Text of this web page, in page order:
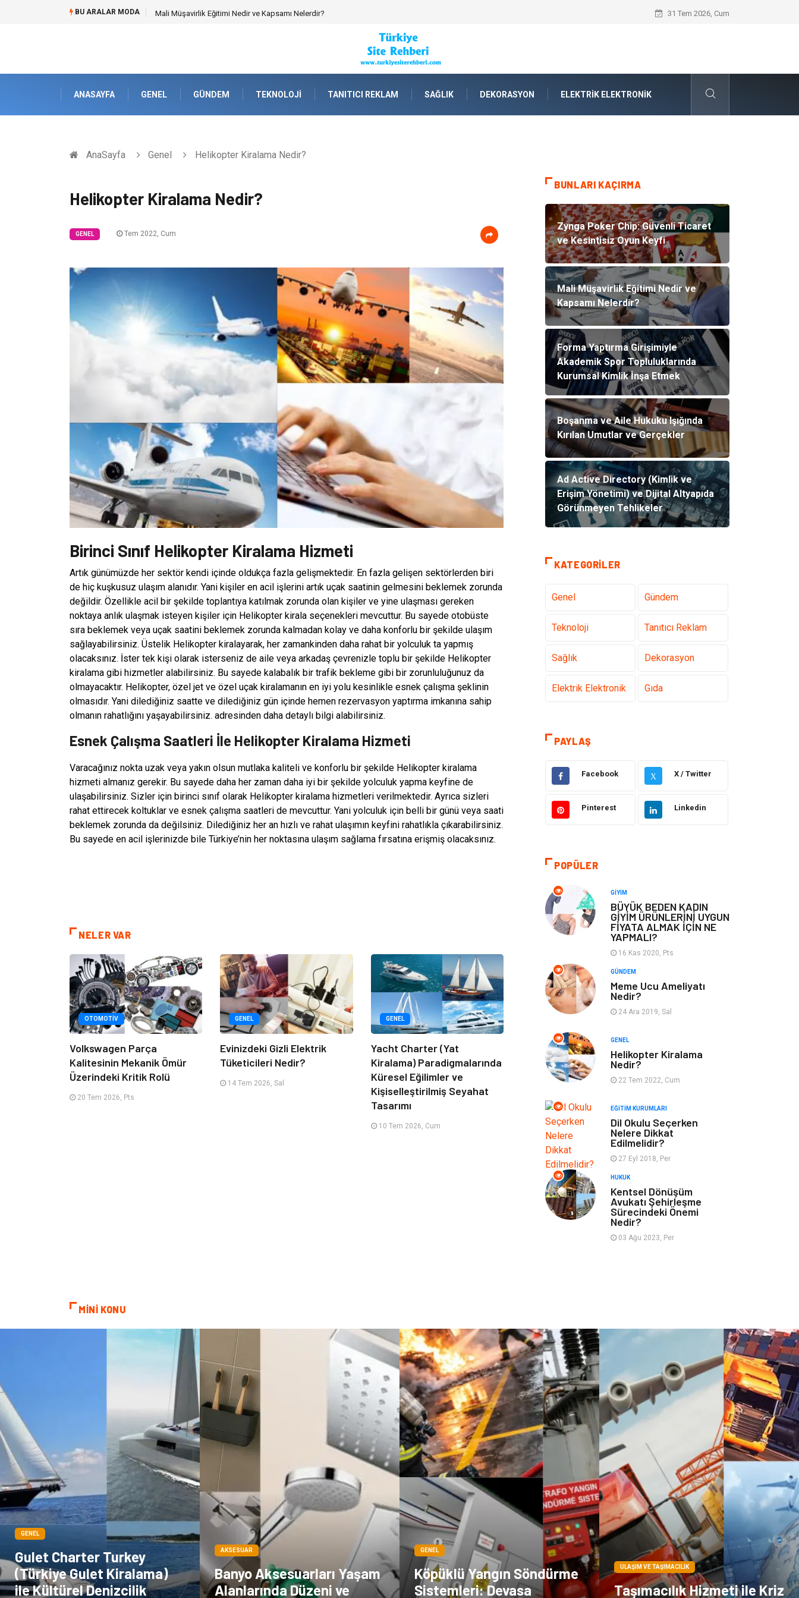
BU ARALAR MODA Forma Yaptırma Girişimiyle Akademik Spor Topluluklarında Kurumsal Kimlik İnşa Etmek Boşanma ve Aile Hukuku Işığında
31 Tem 2026, Cum
ANASAYFA GENEL GÜNDEM TEKNOLOJI TANITICI REKLAM SAĞLIK DEKORASYON ELEKTRIK ELEKTRONIK
AnaSayfa Genel Helikopter Kiralama Nedir?
Helikopter Kiralama Nedir?
GENEL Tem 2022, Cum
Birinci Sınıf Helikopter Kiralama Hizmeti
Artık günümüzde her sektör kendi içinde oldukça fazla gelişmektedir. En fazla gelişen sektörlerden biri
de hiç kuşkusuz ulaşım alanıdır. Yani kişiler en acil işlerini artık uçak saatinin gelmesini beklemek zorunda
değildir. Özellikle acil bir şekilde toplantıya katılmak zorunda olan kişiler ve yine ulaşması gereken
noktaya anlık ulaşmak isteyen kişiler için Helikopter kirala seçenekleri mevcuttur. Bu sayede otobüste
sıra beklemek veya uçak saatini beklemek zorunda kalmadan kolay ve daha konforlu bir şekilde ulaşım
sağlayabilirsiniz. Üstelik Helikopter kiralayarak, her zamankinden daha rahat bir yolculuk ta yapmış
olacaksınız. İster tek kişi olarak isterseniz de aile veya arkadaş çevrenizle toplu bir şekilde Helikopter
kiralama gibi hizmetler alabilirsiniz. Bu sayede kalabalık bir trafik bekleme gibi bir zorunluluğunuz da
olmayacaktır. Helikopter, özel jet ve özel uçak kiralamanın en iyi yolu kesinlikle esnek çalışma şeklinin
olmasıdır. Yani dilediğiniz saatte ve dilediğiniz gün içinde hemen rezervasyon yaptırma imkanına sahip
olmanın rahatlığını yaşayabilirsiniz. adresinden daha detaylı bilgi alabilirsiniz.
Esnek Çalışma Saatleri İle Helikopter Kiralama Hizmeti
Varacağınız nokta uzak veya yakın olsun mutlaka kaliteli ve konforlu bir şekilde Helikopter kiralama
hizmeti almanız gerekir. Bu sayede daha her zaman daha iyi bir şekilde yolculuk yapma keyfine de
ulaşabilirsiniz. Sizler için birinci sınıf olarak Helikopter kiralama hizmetleri verilmektedir. Ayrıca sizleri
rahat ettirecek koltuklar ve esnek çalışma saatleri de mevcuttur. Yani yolculuk için belli bir günü veya saati
beklemek zorunda da değilsiniz. Dilediğiniz her an hızlı ve rahat ulaşımın keyfini rahatlıkla çıkarabilirsiniz.
Bu sayede en acil işlerinizde bile Türkiye’nin her noktasına ulaşım sağlama fırsatına erişmiş olacaksınız.
NELER VAR
OTOMOTIV
Volkswagen Parça
Kalitesinin Mekanik Ömür
Üzerindeki Kritik Rolü
20 Tem 2026, Pts
GENEL
Evinizdeki Gizli Elektrik
Tüketicileri Nedir?
14 Tem 2026, Sal
GENEL
Yacht Charter (Yat
Kiralama) Paradigmalarında
Küresel Eğilimler ve
Kişiselleştirilmiş Seyahat
Tasarımı
10 Tem 2026, Cum
BUNLARI KAÇIRMA
Zynga Poker Chip: Güvenli Ticaret
ve Kesintisiz Oyun Keyfi
Mali Müşavirlik Eğitimi Nedir ve
Kapsamı Nelerdir?
Forma Yaptırma Girişimiyle
Akademik Spor Topluluklarında
Kurumsal Kimlik İnşa Etmek
Boşanma ve Aile Hukuku Işığında
Kırılan Umutlar ve Gerçekler
Ad Active Directory (Kimlik ve
Erişim Yönetimi) ve Dijital Altyapıda
Görünmeyen Tehlikeler
KATEGORILER
Genel Gündem
Teknoloji Tanıtıcı Reklam
Sağlık Dekorasyon
Elektrik Elektronik Gıda
Bilgisayar ve
Yazılım
Güzellik Mobilya
Organizasyon
Bahçe Ev Maden ve Metal
Plastik Aksesuar
Tekstil Turizm
Hizmet Hediyelik Eşya
İnternet Ambalaj
Endüstriyel
Ürünler
Markalar Telekomünikasyon
Dernekler ve
Birlikler
Moda İthalat İhracat
Alüminyum
Hayvancılık
PAYLAŞ
Facebook X X / Twitter
Pinterest Linkedin
POPÜLER
GIYIM
BÜYÜK BEDEN KADIN
GİYİM ÜRÜNLERİNİ UYGUN
FİYATA ALMAK İÇİN NE
YAPMALI?
16 Kas 2020, Pts
GÜNDEM
Meme Ucu Ameliyatı
Nedir?
24 Ara 2019, Sal
GENEL
Helikopter Kiralama
Nedir?
22 Tem 2022, Cum
EĞITIM KURUMLARI
Dil Okulu Seçerken
Nelere Dikkat
Edilmelidir?
27 Eyl 2018, Per
HUKUK
Kentsel Dönüşüm
Avukatı Şehirleşme
Sürecindeki Önemi
Nedir?
03 Ağu 2023, Per
MİNİ KONU
GENEL
Gulet Charter Turkey
(Türkiye Gulet Kiralama)
ile Kültürel Denizcilik
AKSESUAR
Banyo Aksesuarları Yaşam
Alanlarında Düzeni ve
GENEL
Köpüklü Yangın Söndürme
Sistemleri: Devasa
ULAŞIM VE TAŞIMACILIK
Taşımacılık Hizmeti ile Kriz